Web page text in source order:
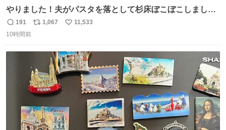
やりました！夫がパスタを落として杉床ぼこぼこしまし
た！よかったーーー！ファーストぼこぼこ自分じゃなく
て！これで第二波いつでもいけます！！！✌️いやーほっと
は乾燥パスタに負けます。豆腐くらいやわやわです。
返
信
191
リ
数
1,067
い
数
11,533
10時間前